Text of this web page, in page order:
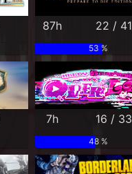
87h 22 / 41
53 %
7h 16 / 33
48 %